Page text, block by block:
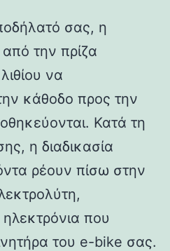
σας, η
από την πρίζα
να
κάθοδο προς την
Κατά τη
η διαδικασία
ρέουν πίσω στην
που
του e-bike σας.